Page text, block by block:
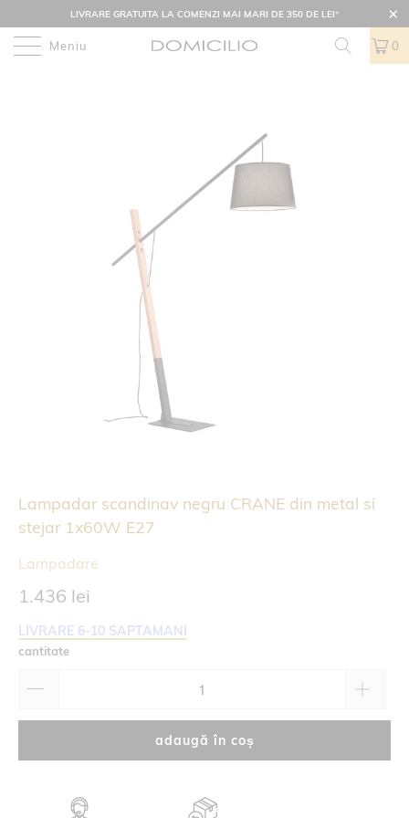
LIVRARE GRATUITA LA COMENZI MAI MARI DE 350 DE LEI*
Meniu 0
Lampadar scandinav negru CRANE din metal si
stejar 1x60W E27
Lampadare
1.436 lei
LIVRARE 6-10 SAPTAMANI
cantitate
adaugă în coș